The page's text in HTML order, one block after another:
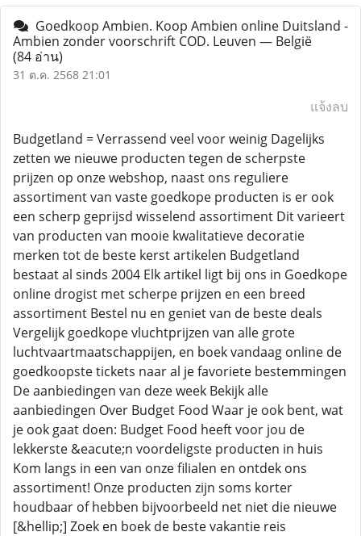
Goedkoop Ambien. Koop Ambien online Duitsland -
Ambien zonder voorschrift COD. Leuven — België
(84 อ่าน)
31 ต.ค. 2568 21:01
แจ้งลบ
Budgetland = Verrassend veel voor weinig Dagelijks
zetten we nieuwe producten tegen de scherpste
prijzen op onze webshop, naast ons reguliere
assortiment van vaste goedkope producten is er ook
een scherp geprijsd wisselend assortiment Dit varieert
van producten van mooie kwalitatieve decoratie
merken tot de beste kerst artikelen Budgetland
bestaat al sinds 2004 Elk artikel ligt bij ons in Goedkope
online drogist met scherpe prijzen en een breed
assortiment Bestel nu en geniet van de beste deals
Vergelijk goedkope vluchtprijzen van alle grote
luchtvaartmaatschappijen, en boek vandaag online de
goedkoopste tickets naar al je favoriete bestemmingen
De aanbiedingen van deze week Bekijk alle
aanbiedingen Over Budget Food Waar je ook bent, wat
je ook gaat doen: Budget Food heeft voor jou de
lekkerste &eacute;n voordeligste producten in huis
Kom langs in een van onze filialen en ontdek ons
assortiment! Onze producten zijn soms korter
houdbaar of hebben bijvoorbeeld net niet die nieuwe
[&hellip;] Zoek en boek de beste vakantie reis